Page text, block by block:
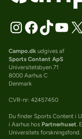
Campo.dkudgives af
Sports Content ApS
Universitetsbyen 71
8000 Aarhus C
Denmark
CVR-nr: 42457450
Du finder Sports Content i
i Aarhus hos Partnerhuset.
Universitets forskningsfond.